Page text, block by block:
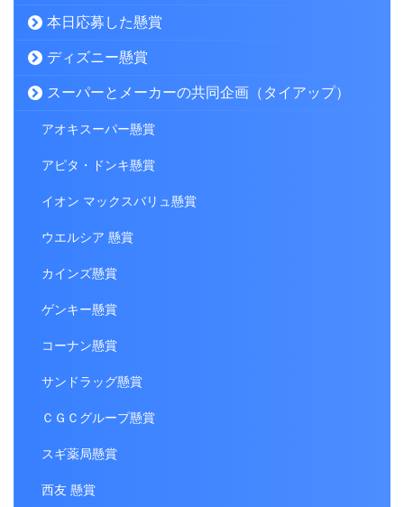
本日応募した懸賞
ディズニー懸賞
スーパーとメーカーの共同企画（タイアップ）
アオキスーパー懸賞
アピタ・ドンキ懸賞
イオン マックスバリュ懸賞
ウエルシア 懸賞
カインズ懸賞
ゲンキー懸賞
コーナン懸賞
サンドラッグ懸賞
ＣＧＣグループ懸賞
スギ薬局懸賞
西友 懸賞